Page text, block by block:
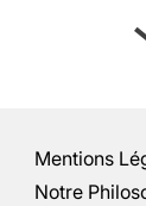
Mentions
Notre